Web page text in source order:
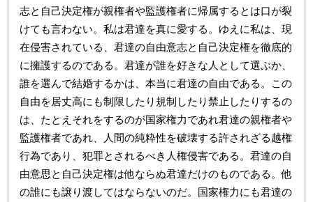
志と自己決定権が親権者や監護権者に帰属するとは口が裂
けても言わない。私は君達を真に愛する。ゆえに私は、現
在侵害されている、君達の自由意志と自己決定権を徹底的
に擁護するのである。君達が誰を好きな人として選ぶか、
誰を選んで結婚するかは、本当に君達の自由である。この
自由を居丈高にも制限したり規制したり禁止したりするの
は、たとえそれをするのが国家権力であれ君達の親権者や
監護権者であれ、人間の純粋性を破壊する許されざる越権
行為であり、犯罪とされるべき人権侵害である。君達の自
由意思と自己決定権は他ならぬ君達だけのものである。他
の誰にも譲り渡してはならないのだ。国家権力にも君達の